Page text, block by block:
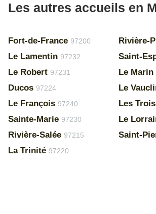
Les autres accueils en
Fort-de-France 97200
Le Lamentin 97232
Le Robert 97231
Ducos 97224
Le François 97240
Sainte-Marie 97230
Rivière-Salée 97215
La Trinité 97220
Rivière-
Saint-
Le Marin
Le
Les
Le
Saint-